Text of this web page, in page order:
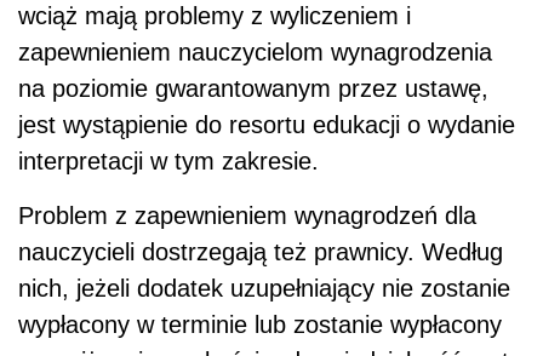
wciąż mają problemy z wyliczeniem i
zapewnieniem nauczycielom wynagrodzenia
na poziomie gwarantowanym przez ustawę,
jest wystąpienie do resortu edukacji o wydanie
interpretacji w tym zakresie.
Problem z zapewnieniem wynagrodzeń dla
nauczycieli dostrzegają też prawnicy. Według
nich, jeżeli dodatek uzupełniający nie zostanie
wypłacony w terminie lub zostanie wypłacony